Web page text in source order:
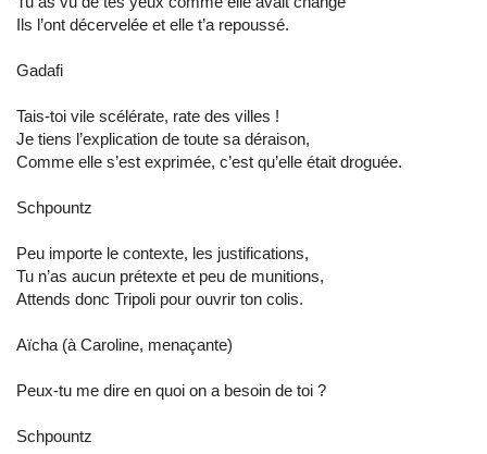
Ils l’ont décervelée et elle t’a repoussé.
Gadafi
Tais-toi vile scélérate, rate des villes !
Je tiens l’explication de toute sa déraison,
Comme elle s’est exprimée, c’est qu’elle était droguée.
Schpountz
Peu importe le contexte, les justifications,
Tu n’as aucun prétexte et peu de munitions,
Attends donc Tripoli pour ouvrir ton colis.
Aïcha (à Caroline, menaçante)
Peux-tu me dire en quoi on a besoin de toi ?
Schpountz